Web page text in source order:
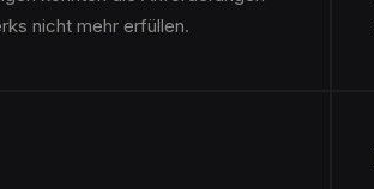
nicht mehr erfüllen.